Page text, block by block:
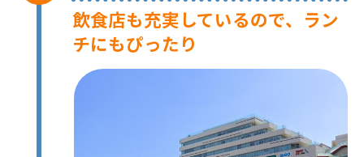
飲食店も充実しているので、ラン
チにもぴったり